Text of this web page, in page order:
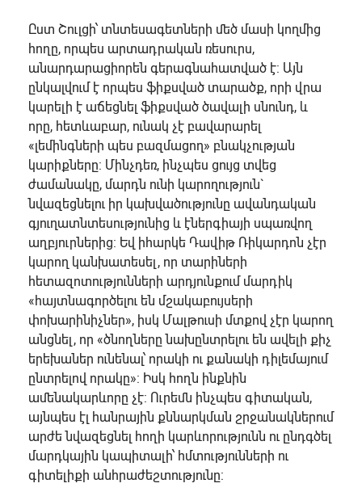
Ըստ Շուլցի՝ տնտեսագետների մեծ մասի կողմից
հողը, որպես արտադրական ռեսուրս,
անարդարացիորեն գերագնահատված է: Այն
ընկալվում է որպես ֆիքսված տարածք, որի վրա
կարելի է աճեցնել ֆիքսված ծավալի սնունդ, և
որը, հետևաբար, ունակ չէ բավարարել
«լեմինգների պես բազմացող» բնակչության
կարիքները: Մինչդեռ, ինչպես ցույց տվեց
ժամանակը, մարդն ունի կարողություն`
նվազեցնելու իր կախվածությունը ավանդական
գյուղատնտեսությունից և էներգիայի սպառվող
աղբյուրներից: Եվ իհարկե Դավիթ Ռիկարդոն չէր
կարող կանխատեսել, որ տարիների
հետազոտությունների արդյունքում մարդիկ
«հայտնագործելու են մշակաբույսերի
փոխարինիչներ», իսկ Մալթուսի մտքով չէր կարող
անցնել, որ «ծնողները նախընտրելու են ավելի քիչ
երեխաներ ունենալ՝ որակի ու քանակի դիլեմայում
ընտրելով որակը»: Իսկ հողն ինքնին
ամենակարևորը չէ: Ուրեմն ինչպես գիտական,
այնպես էլ հանրային քննարկման շրջանակներում
արժե նվազեցնել հողի կարևորությունն ու ընդգծել
մարդկային կապիտալի՝ հմտությունների ու
գիտելիքի անհրաժեշտությունը: